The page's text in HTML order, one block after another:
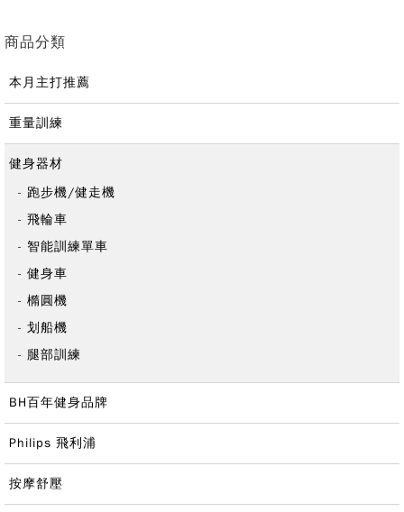
商品分類
本月主打推薦
重量訓練
健身器材
跑步機/健走機
飛輪車
智能訓練單車
健身車
橢圓機
划船機
腿部訓練
BH百年健身品牌
Philips 飛利浦
按摩舒壓